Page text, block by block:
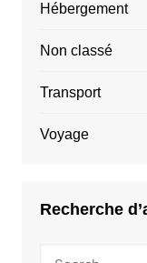
Hébergement
Non classé
Transport
Voyage
Recherche